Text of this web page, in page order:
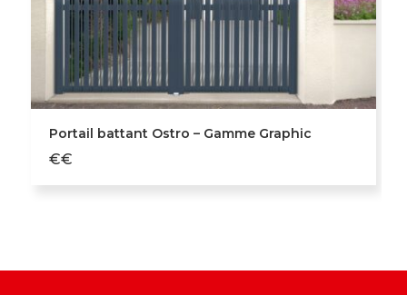
Portail battant Ostro – Gamme Graphic
€€